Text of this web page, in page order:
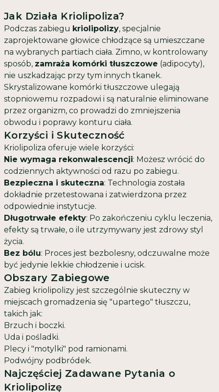
Jak Działa Kriolipoliza?
Podczas zabiegu kriolipolizy, specjalnie
zaprojektowane głowice chłodzące są umieszczane
na wybranych partiach ciała. Zimno, w kontrolowany
sposób, zamraża komórki tłuszczowe (adipocyty),
nie uszkadzając przy tym innych tkanek.
Skrystalizowane komórki tłuszczowe ulegają
stopniowemu rozpadowi i są naturalnie eliminowane
przez organizm, co prowadzi do zmniejszenia
obwodu i poprawy konturu ciała.
Korzyści i Skuteczność
Kriolipoliza oferuje wiele korzyści:
Nie wymaga rekonwalescencji: Możesz wrócić do
codziennych aktywności od razu po zabiegu.
Bezpieczna i skuteczna: Technologia została
dokładnie przetestowana i zatwierdzona przez
odpowiednie instytucje.
Długotrwałe efekty: Po zakończeniu cyklu leczenia,
efekty są trwałe, o ile utrzymywany jest zdrowy styl
życia.
Bez bólu: Proces jest bezbolesny, odczuwalne może
być jedynie lekkie chłodzenie i ucisk.
Obszary Zabiegowe
Zabieg kriolipolizy jest szczególnie skuteczny w
miejscach gromadzenia się "upartego" tłuszczu,
takich jak:
Brzuch i boczki.
Uda i pośladki.
Plecy i "motylki" pod ramionami.
Podwójny podbródek.
Najczęściej Zadawane Pytania o
Kriolipolizę